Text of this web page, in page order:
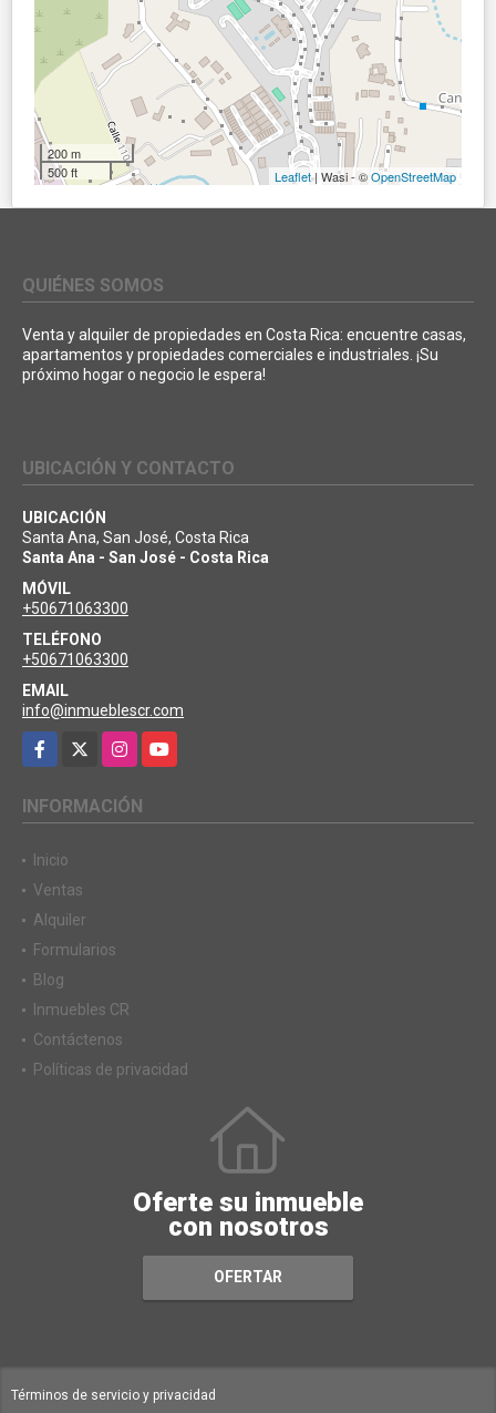
200 m
500 ft
Leaflet| Wasi - ©OpenStreetMap
QUIÉNES SOMOS
Venta y alquiler de propiedades en Costa Rica: encuentre casas,
apartamentos y propiedades comerciales e industriales. ¡Su
próximo hogar o negocio le espera!
UBICACIÓN Y CONTACTO
UBICACIÓN
Santa Ana, San José, Costa Rica
Santa Ana - San José - Costa Rica
MÓVIL
+50671063300
TELÉFONO
+50671063300
EMAIL
info@inmueblescr.com
Facebook
InstagramYouTube
INFORMACIÓN
Inicio
Ventas
Alquiler
Formularios
Blog
Inmuebles CR
Contáctenos
Políticas de privacidad
Oferte su inmueble
con nosotros
OFERTAR
Términos de servicio y privacidad